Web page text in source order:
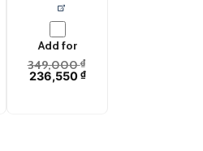
Add for
349,000₫
236,550₫